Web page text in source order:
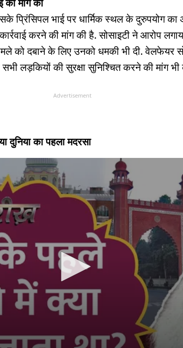
की मांग की
प्रिंसिपल भाई पर धार्मिक स्थल के दुरुपयोग का
करने की मांग की है. सोसाइटी ने आरोप
को दबाने के लिए उनको धमकी भी दी. वेलफेयर
लड़कियों की सुरक्षा सुनिश्चित करने की मांग भी
Advertisement
दुनिया का पहला मदरसा